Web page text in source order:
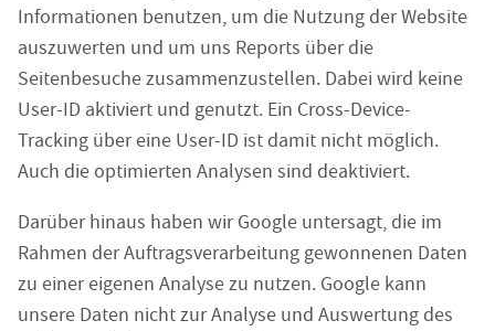
Informationen benutzen, um die Nutzung der Website
auszuwerten und um uns Reports über die
Seitenbesuche zusammenzustellen. Dabei wird keine
User-ID aktiviert und genutzt. Ein Cross-Device-
Tracking über eine User-ID ist damit nicht möglich.
Auch die optimierten Analysen sind deaktiviert.
Darüber hinaus haben wir Google untersagt, die im
Rahmen der Auftragsverarbeitung gewonnenen Daten
zu einer eigenen Analyse zu nutzen. Google kann
unsere Daten nicht zur Analyse und Auswertung des